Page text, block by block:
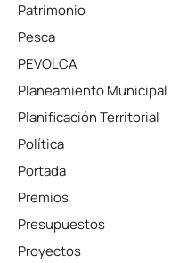
Patrimonio
Pesca
PEVOLCA
Planeamiento Municipal
Planificación Territorial
Política
Portada
Premios
Presupuestos
Proyectos